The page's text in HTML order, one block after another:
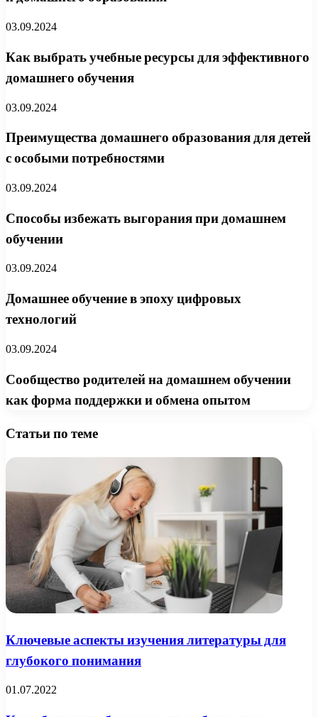
03.09.2024
Как выбрать учебные ресурсы для эффективного
домашнего обучения
03.09.2024
Преимущества домашнего образования для детей
с особыми потребностями
03.09.2024
Способы избежать выгорания при домашнем
обучении
03.09.2024
Домашнее обучение в эпоху цифровых
технологий
03.09.2024
Сообщество родителей на домашнем обучении
как форма поддержки и обмена опытом
Статьи по теме
Ключевые аспекты изучения литературы для
глубокого понимания
01.07.2022